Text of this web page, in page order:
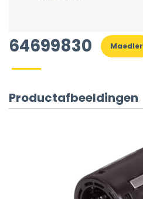
64699830 Maedler
Productafbeeldingen